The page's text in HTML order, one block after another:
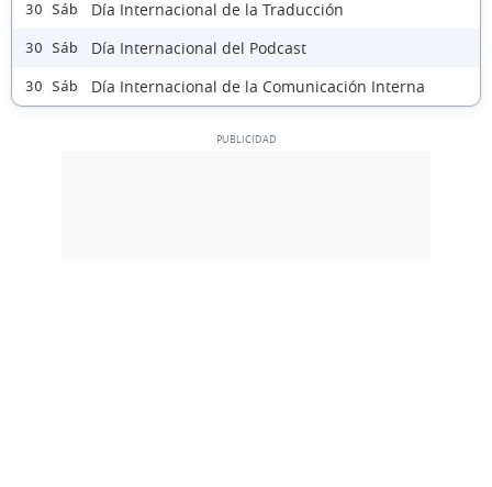
30 Sáb Día Internacional de la Traducción
30 Sáb Día Internacional del Podcast
30 Sáb Día Internacional de la Comunicación Interna